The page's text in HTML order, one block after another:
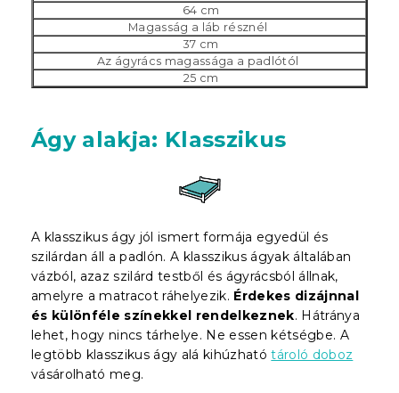
64 cm
Magasság a láb résznél
37 cm
Az ágyrács magassága a padlótól
25 cm
Ágy alakja: Klasszikus
A klasszikus ágy jól ismert formája egyedül és
szilárdan áll a padlón. A klasszikus ágyak általában
vázból, azaz szilárd testből és ágyrácsból állnak,
amelyre a matracot ráhelyezik. Érdekes dizájnnal
és különféle színekkel rendelkeznek. Hátránya
lehet, hogy nincs tárhelye. Ne essen kétségbe. A
legtöbb klasszikus ágy alá kihúzhatótároló doboz
vásárolható meg.